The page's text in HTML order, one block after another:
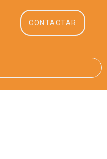
CONTACTAR